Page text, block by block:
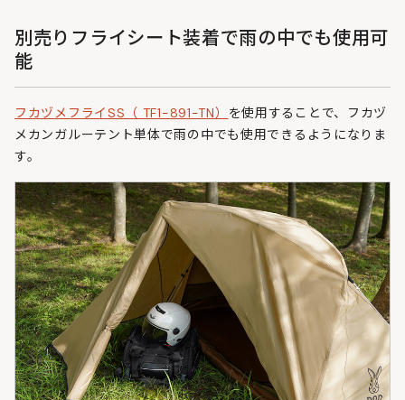
別売りフライシート装着で雨の中でも使用可
能
フカヅメフライSS（ TF1-891-TN） を使用することで、フカヅ
メカンガルーテント単体で雨の中でも使用できるようになりま
す。